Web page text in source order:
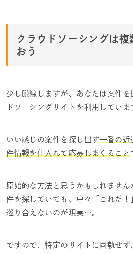
クラウドソーシングは
おう
少し脱線しますが、あなたは案件を
ドソーシングサイトを利用していま
いい感じの案件を探し出す一番の近
件情報を仕入れて応募しまくること
原始的な方法と思うかもしれませ
件を探していても、中々「これだ
巡り合えないのが現実…。
ですので、特定のサイトに固執せず